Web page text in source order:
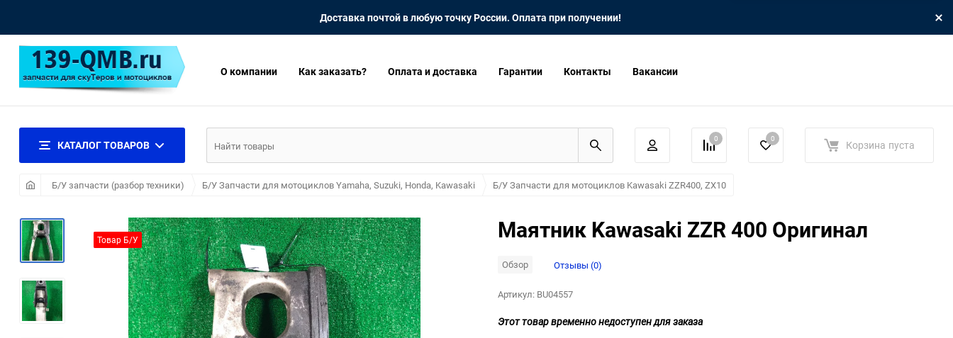
Доставка почтой в любую точку России. Оплата при получении!
О компании Как заказать? Оплата и доставка Гарантии Контакты Вакансии
КАТАЛОГ ТОВАРОВ 0 0 Корзина пуста
Б/У запчасти (разбор техники) Б/У Запчасти для мотоциклов Yamaha, Suzuki, Honda, Kawasaki Б/У Запчасти для мотоциклов Kawasaki ZZR400, ZX10
Товар Б/У Маятник Kawasaki ZZR 400 Оригинал
Обзор Отзывы (0)
Артикул: BU04557
Этот товар временно недоступен для заказа